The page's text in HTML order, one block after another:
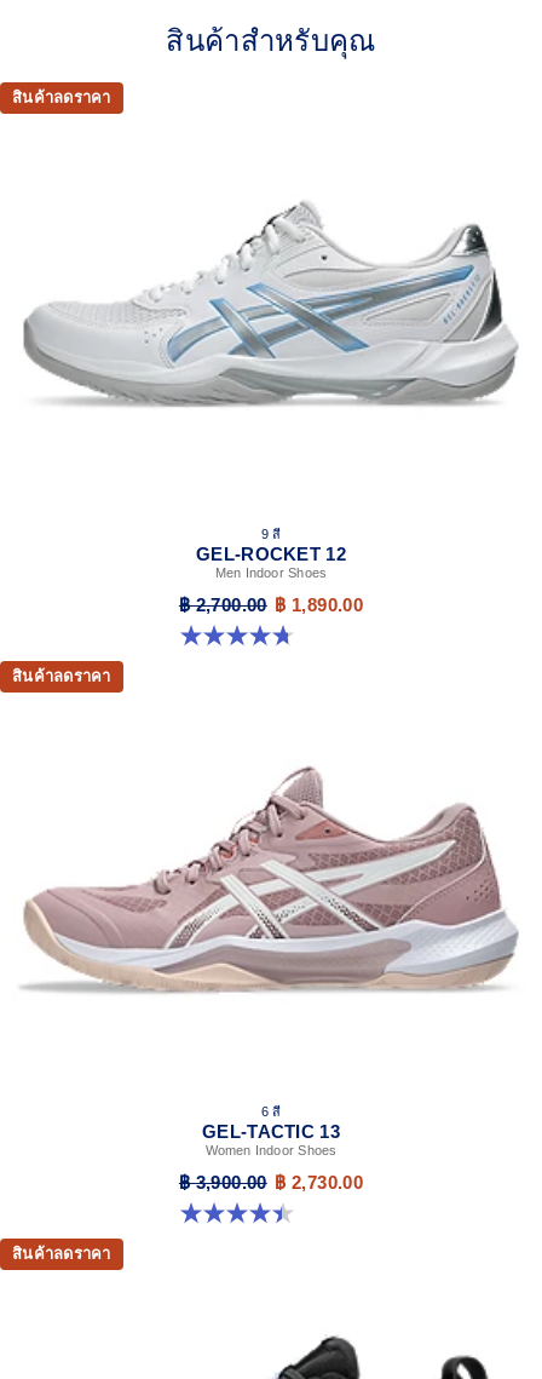
GEL™ technology
shoe for cushioning and shock absorption
สินค้าสำหรับคุณ
สินค้าลดราคา
9 สี
GEL-ROCKET 12
Men Indoor Shoes
฿ 2,700.00 ฿ 1,890.00
4.7 จาก 5 ดาว 181 รีวิว
สินค้าลดราคา
6 สี
GEL-TACTIC 13
Women Indoor Shoes
฿ 3,900.00 ฿ 2,730.00
4.4 จาก 5 ดาว 12 รีวิว
สินค้าลดราคา